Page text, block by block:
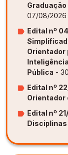
07/08/2026
Edital nº
Orientador
Pública -
Edital nº
Orientador
Edital nº
Disciplinas